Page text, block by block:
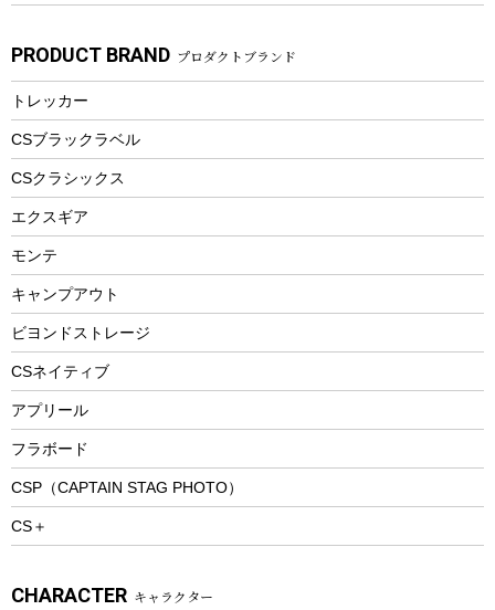
マグカップ、カップ
ステンレスボトル
フードボトル
トレー
ランチョンマット
ランチボックス
その他アウトドア雑貨
スプレー関係
ツール、他
ヘルメット
エアーポンプ
アクセサリー
自転車ウェア
ラッシュガード
パラソル
フローティングベスト
ヘルメット
エアーポンプ
ビーチテント
ウィンター
スノーシュー
防寒ウェア
トレッキング
トレッキングアクセサリー
プレイグッズ
ウェルネス
ウェア、タオル
湯たんぽ
防災用品
PRODUCT BRAND プロダクトブランド
トレッカー
CSブラックラベル
CSクラシックス
エクスギア
モンテ
キャンプアウト
ビヨンドストレージ
CSネイティブ
アプリール
フラボード
CSP（CAPTAIN STAG PHOTO）
CS＋
CHARACTER キャラクター